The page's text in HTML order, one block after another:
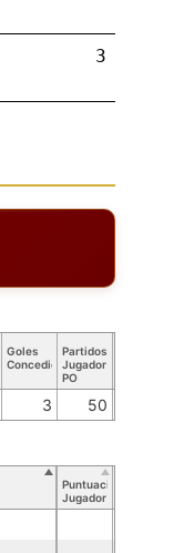
3
Goles
Concedidos
Partidos
Jugador
PO
3 50
Puntuación
Jugador